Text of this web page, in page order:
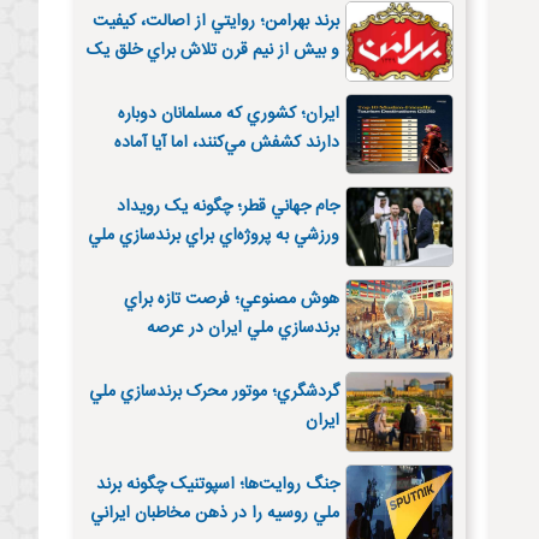
برند بهرامن؛ روايتي از اصالت، کيفيت
و بيش از نيم قرن تلاش براي خلق يک
ايران؛ کشوري که مسلمانان دوباره
دارند کشفش مي‌کنند، اما آيا آماده
جام جهاني قطر؛ چگونه يک رويداد
ورزشي به پروژه‌اي براي برندسازي ملي
هوش مصنوعي؛ فرصت تازه براي
برندسازي ملي ايران در عرصه
گردشگري؛ موتور محرک برندسازي ملي
ايران
جنگ روايت‌ها؛ اسپوتنيک چگونه برند
ملي روسيه را در ذهن مخاطبان ايراني